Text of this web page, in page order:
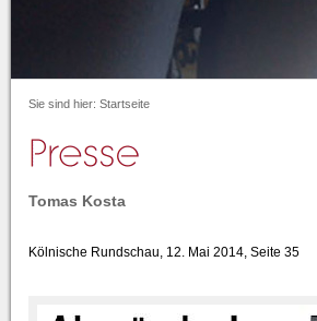
Sie sind hier: Startseite
Tomas Kosta
Kölnische Rundschau, 12. Mai 2014, Seite 35